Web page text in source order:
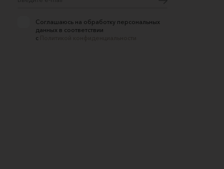
Соглашаюсь на обработку персональных
данных в соответствии
с